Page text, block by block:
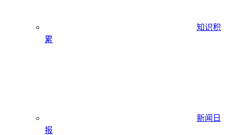
知识积
累
新闻日
报